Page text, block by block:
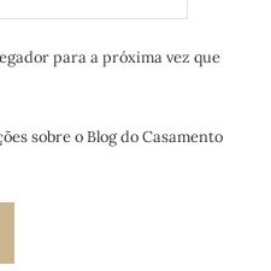
para a próxima vez que
sobre o Blog do Casamento